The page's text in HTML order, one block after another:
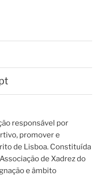
responsável por
promover e
de Lisboa. Constituída
de Xadrez do
e âmbito